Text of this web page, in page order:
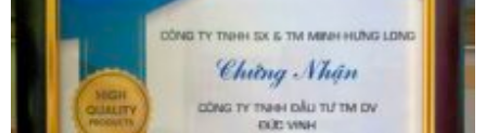
các va chạm vật lý và bụi bẩn bám vào các khe hở.
4. An toàn tuyệt đối:
Được thiết kế và kiểm định bởi
LEDVANCE, bộ phụ kiện đảm bảo khả năng chịu tải tốt,
không xảy ra tình trạng rơi rụng hay lỏng lẻo sau thời